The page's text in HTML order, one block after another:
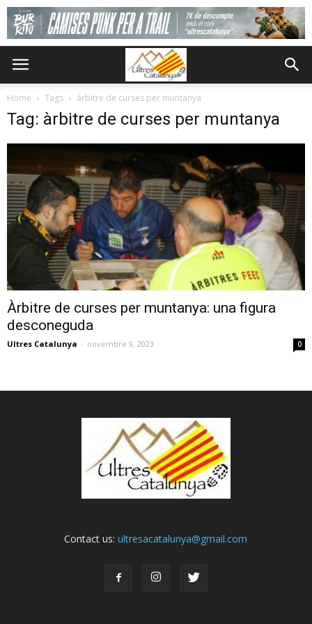
Home Tags àrbitre de curses per muntanya
Tag: àrbitre de curses per muntanya
Àrbitre de curses per muntanya: una figura
desconeguda
Ultres Catalunya - novembre 9, 2023 0
Contact us:ultresacatalunya@gmail.com